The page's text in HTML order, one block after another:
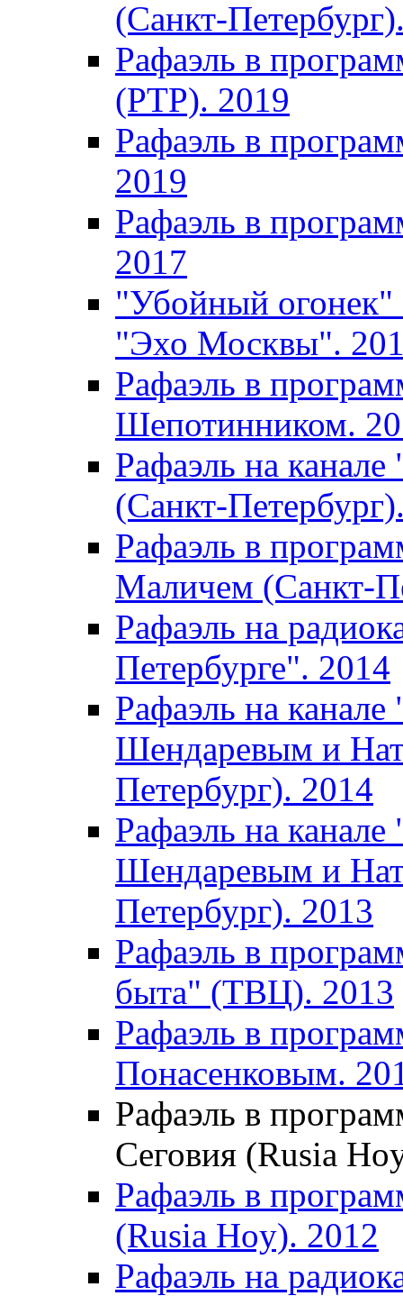
(Санкт-
Рафаэль в
(РТР). 2019
Рафаэль в
2019
Рафаэль в
2017
"Убойный огонек"
"Эхо Москвы".
Рафаэль в
Шепотинником.
Рафаэль на
(Санкт-
Рафаэль в
Маличем (Санкт-
Рафаэль на
Петербурге". 2014
Рафаэль на
Шендаревым и
Петербург). 2014
Рафаэль на
Шендаревым и
Петербург). 2013
Рафаэль в
быта" (ТВЦ). 2013
Рафаэль в
Понасенковым.
Рафаэль в
Сеговия (Rusia
Рафаэль в
(Rusia Hoy). 2012
Рафаэль на